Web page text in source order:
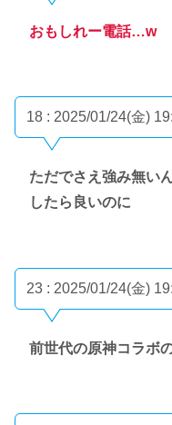
おもしれー電話…w
18 : 2025/01/24(金)
ただでさえ強み無い
したら良いのに
23 : 2025/01/24(金)
前世代の原神コラボ